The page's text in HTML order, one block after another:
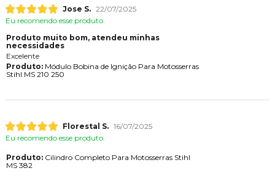
Jose S. 22/07/2025
Eu recomendo esse produto.
Produto muito bom, atendeu minhas
necessidades
Excelente
Produto:Módulo Bobina de Ignição Para Motosserras
Stihl MS 210 250
Florestal S. 16/07/2025
Eu recomendo esse produto.
Produto:Cilindro Completo Para Motosserras Stihl
MS 382